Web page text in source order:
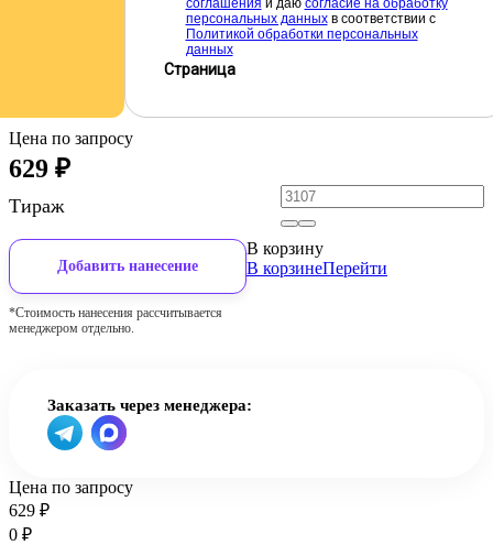
соглашения и даю cогласие на обработку
персональных данныхв соответствии с
Политикой обработки персональных
данных
Страница
Цена по запросу
629 ₽
Тираж
Добавить нанесение
*Стоимость нанесения рассчитывается
менеджером отдельно.
В корзину
В корзинеПерейти
Заказать через менеджера:
Цена по запросу
629 ₽
0 ₽